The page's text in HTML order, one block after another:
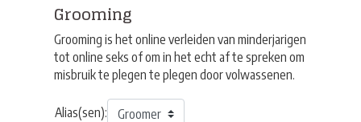
Grooming
Grooming is het online verleiden van minderjarigen
tot online seks of om in het echt af te spreken om
misbruik te plegen te plegen door volwassenen.
Alias(sen):